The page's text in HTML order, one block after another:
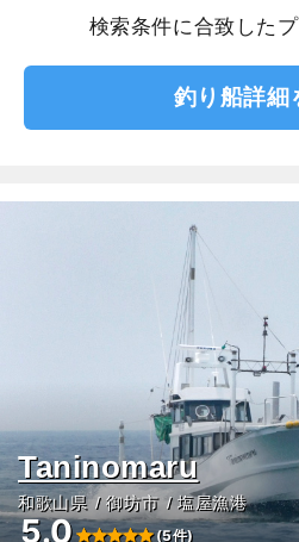
検索条件に合致した
釣り船詳細
Taninomaru
和歌山県 御坊市 塩屋漁港
5.0 (5件)